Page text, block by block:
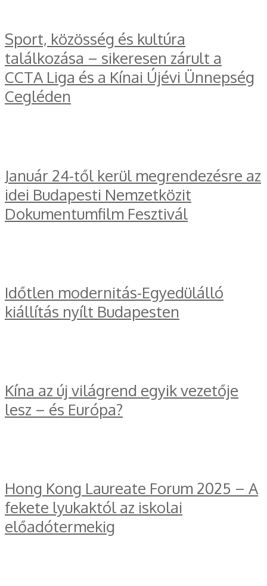
Sport, közösség és kultúra
találkozása – sikeresen zárult a
CCTA Liga és a Kínai Újévi Ünnepség
Cegléden
Január 24-től kerül megrendezésre az
idei Budapesti Nemzetközit
Dokumentumfilm Fesztivál
Időtlen modernitás-Egyedülálló
kiállítás nyílt Budapesten
Kína az új világrend egyik vezetője
lesz – és Európa?
Hong Kong Laureate Forum 2025 – A
fekete lyukaktól az iskolai
előadótermekig